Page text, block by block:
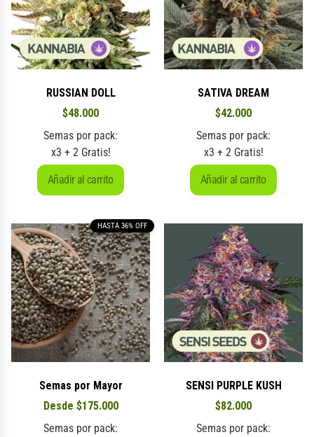
RUSSIAN DOLL
$48.000
Semas por pack:
x3 + 2 Gratis!
Añadir al carrito
SATIVA DREAM
$42.000
Semas por pack:
x3 + 2 Gratis!
Añadir al carrito
HASTA 36% OFF
Semas por Mayor
Desde $175.000
Semas por pack:
SENSI PURPLE KUSH
$82.000
Semas por pack: